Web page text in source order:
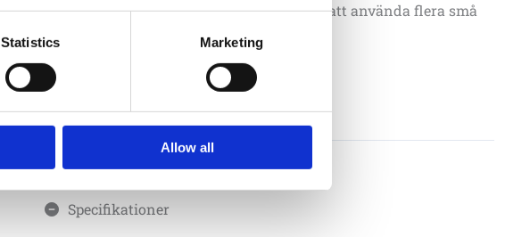
Statistics Marketing
Allow all
skärmar större än 25 m2. Ett alternativ är att använda flera små
parasoller för att täcka ett stort område.
Lägg till i offertförfrågan
Specifikationer